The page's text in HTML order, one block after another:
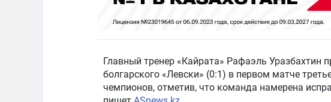
Главный тренер «Кайрата» Рафаэль Уразбахтин
болгарского «Левски» (0:1) в первом матче
чемпионов, отметив, что команда намерена